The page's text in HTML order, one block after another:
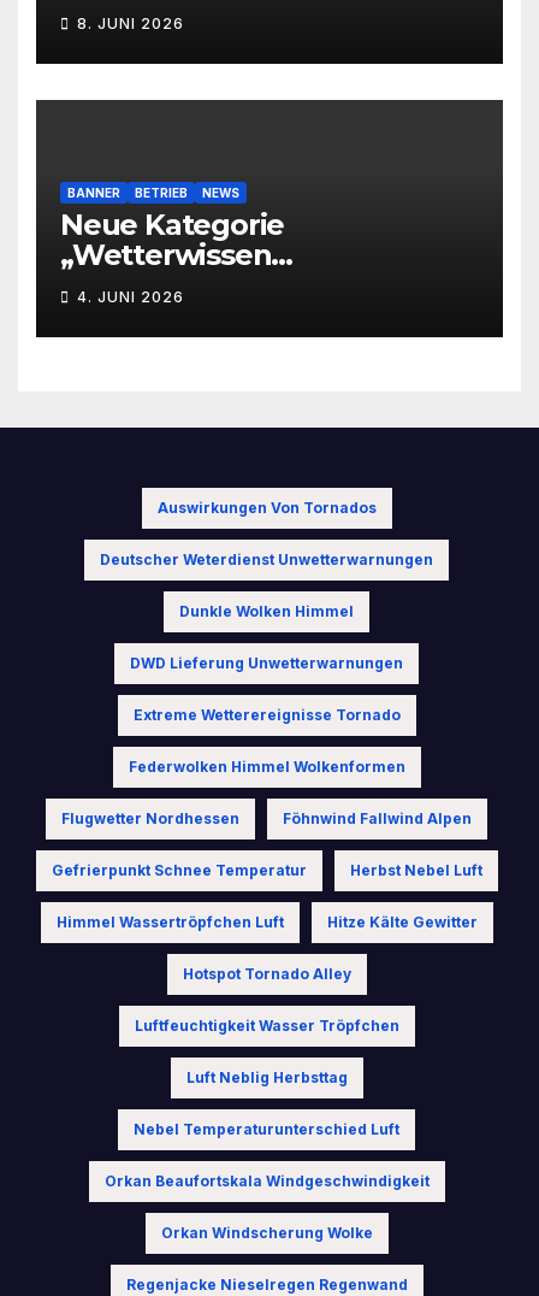
8. JUNI 2026
BANNER BETRIEB NEWS
Neue Kategorie
„Wetterwissen
leichtverständlich“
4. JUNI 2026
Auswirkungen Von Tornados
Deutscher Weterdienst Unwetterwarnungen
Dunkle Wolken Himmel
DWD Lieferung Unwetterwarnungen
Extreme Wetterereignisse Tornado
Federwolken Himmel Wolkenformen
Flugwetter Nordhessen Föhnwind Fallwind Alpen
Gefrierpunkt Schnee Temperatur Herbst Nebel Luft
Himmel Wassertröpfchen Luft Hitze Kälte Gewitter
Hotspot Tornado Alley
Luftfeuchtigkeit Wasser Tröpfchen
Luft Neblig Herbsttag
Nebel Temperaturunterschied Luft
Orkan Beaufortskala Windgeschwindigkeit
Orkan Windscherung Wolke
Regenjacke Nieselregen Regenwand